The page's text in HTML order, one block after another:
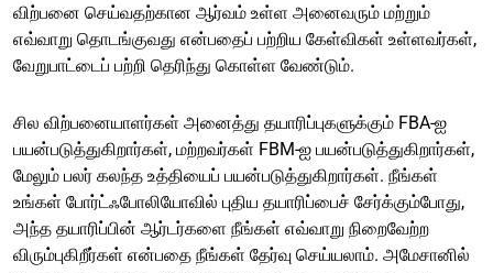
விற்பனை செய்வதற்கான ஆர்வம் உள்ள அனைவரும் மற்றும்
எவ்வாறு தொடங்குவது என்பதைப் பற்றிய கேள்விகள் உள்ளவர்கள்,
வேறுபாட்டைப் பற்றி தெரிந்து கொள்ள வேண்டும்.
சில விற்பனையாளர்கள் அனைத்து தயாரிப்புகளுக்கும் FBA-ஐ
பயன்படுத்துகிறார்கள், மற்றவர்கள் FBM-ஐ பயன்படுத்துகிறார்கள்,
மேலும் பலர் கலந்த உத்தியைப் பயன்படுத்துகிறார்கள். நீங்கள்
உங்கள் போர்ட்ஃபோலியோவில் புதிய தயாரிப்பைச் சேர்க்கும்போது,
அந்த தயாரிப்பின் ஆர்டர்களை நீங்கள் எவ்வாறு நிறைவேற்ற
விரும்புகிறீர்கள் என்பதை நீங்கள் தேர்வு செய்யலாம். அமேசானில்